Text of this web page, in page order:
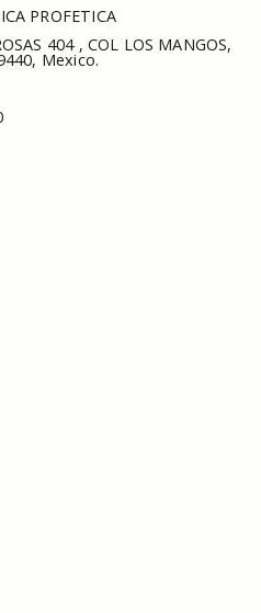
PROFETICA
404 , COL LOS MANGOS,
Mexico.